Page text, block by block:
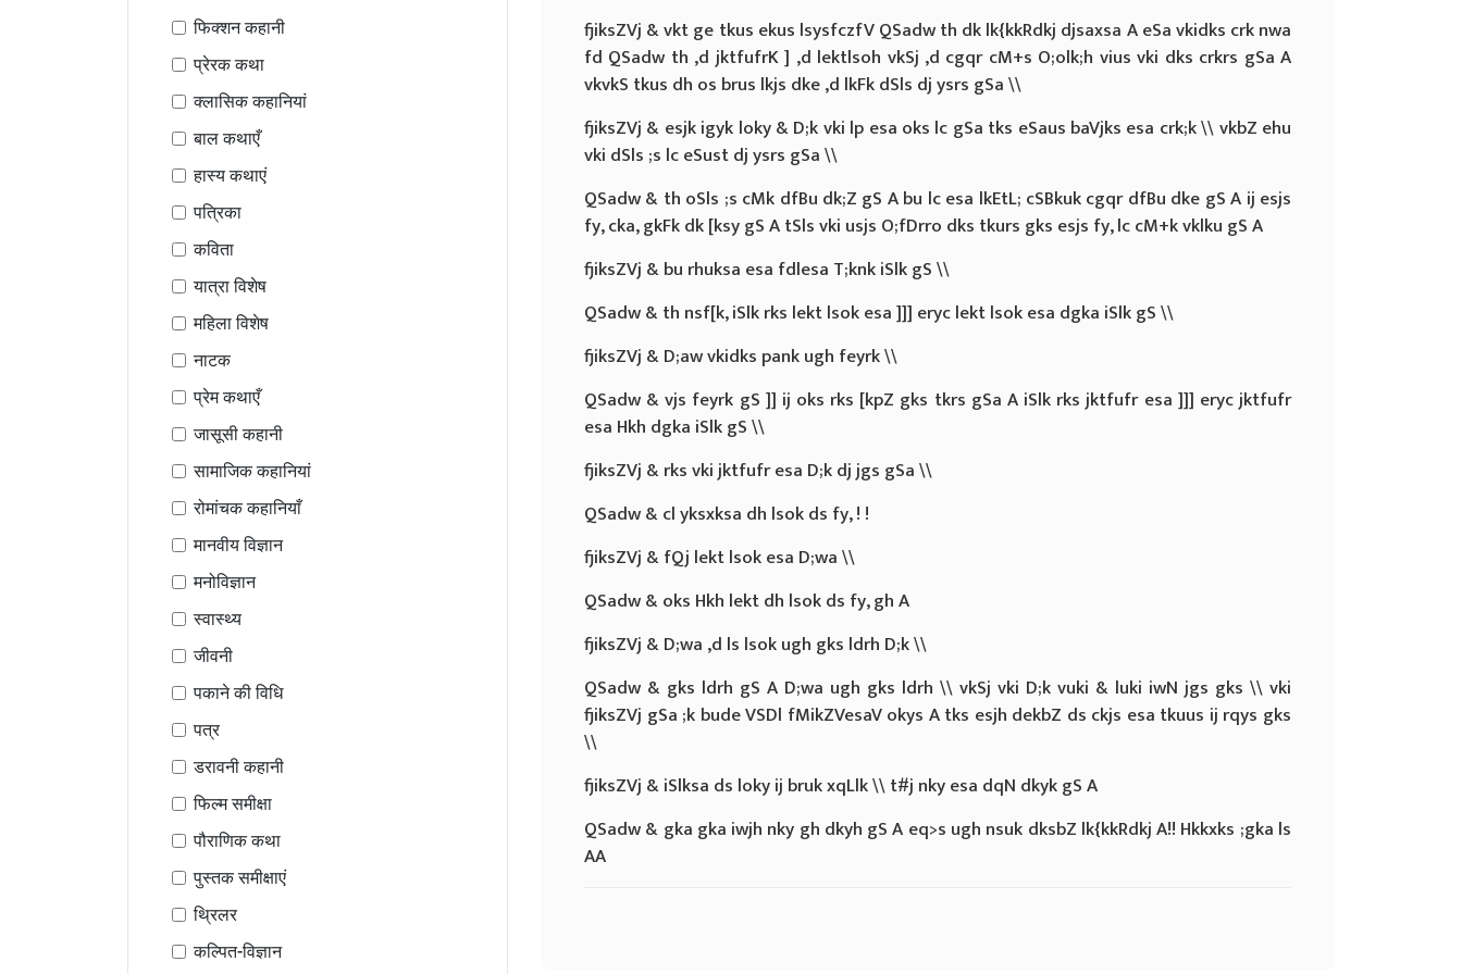
फिक्शन कहानी
प्रेरक कथा
क्लासिक कहानियां
बाल कथाएँ
हास्य कथाएं
पत्रिका
कविता
यात्रा विशेष
महिला विशेष
नाटक
प्रेम कथाएँ
जासूसी कहानी
सामाजिक कहानियां
रोमांचक कहानियाँ
मानवीय विज्ञान
मनोविज्ञान
स्वास्थ्य
जीवनी
पकाने की विधि
पत्र
डरावनी कहानी
फिल्म समीक्षा
पौराणिक कथा
पुस्तक समीक्षाएं
थ्रिलर
कल्पित-विज्ञान
fjiksZVj & vkt ge tkus ekus lsysfczfV QSadw th dk lk{kkRdkj djsaxsa A eSa vkidks crk nwa
fd QSadw th ,d jktfufrK ] ,d lektlsoh vkSj ,d cgqr cM+s O;olk;h vius vki dks crkrs gSa A
vkvkS tkus dh os brus lkjs dke ,d lkFk dSls dj ysrs gSa \\
fjiksZVj & esjk igyk loky & D;k vki lp esa oks lc gSa tks eSaus baVjks esa crk;k \\ vkbZ ehu
vki dSls ;s lc eSust dj ysrs gSa \\
QSadw & th oSls ;s cMk dfBu dk;Z gS A bu lc esa lkEtL; cSBkuk cgqr dfBu dke gS A ij esjs
fy, cka, gkFk dk [ksy gS A tSls vki usjs O;fDrro dks tkurs gks esjs fy, lc cM+k vklku gS A
fjiksZVj & bu rhuksa esa fdlesa T;knk iSlk gS \\
QSadw & th nsf[k, iSlk rks lekt lsok esa ]]] eryc lekt lsok esa dgka iSlk gS \\
fjiksZVj & D;aw vkidks pank ugh feyrk \\
QSadw & vjs feyrk gS ]] ij oks rks [kpZ gks tkrs gSa A iSlk rks jktfufr esa ]]] eryc jktfufr
esa Hkh dgka iSlk gS \\
fjiksZVj & rks vki jktfufr esa D;k dj jgs gSa \\
QSadw & cl yksxksa dh lsok ds fy, ! !
fjiksZVj & fQj lekt lsok esa D;wa \\
QSadw & oks Hkh lekt dh lsok ds fy, gh A
fjiksZVj & D;wa ,d ls lsok ugh gks ldrh D;k \\
QSadw & gks ldrh gS A D;wa ugh gks ldrh \\ vkSj vki D;k vuki & luki iwN jgs gks \\ vki
fjiksZVj gSa ;k bude VSDl fMikZVesaV okys A tks esjh dekbZ ds ckjs esa tkuus ij rqys gks
\\
fjiksZVj & iSlksa ds loky ij bruk xqLlk \\ t#j nky esa dqN dkyk gS A
QSadw & gka gka iwjh nky gh dkyh gS A eq>s ugh nsuk dksbZ lk{kkRdkj A!! Hkkxks ;gka ls
AA